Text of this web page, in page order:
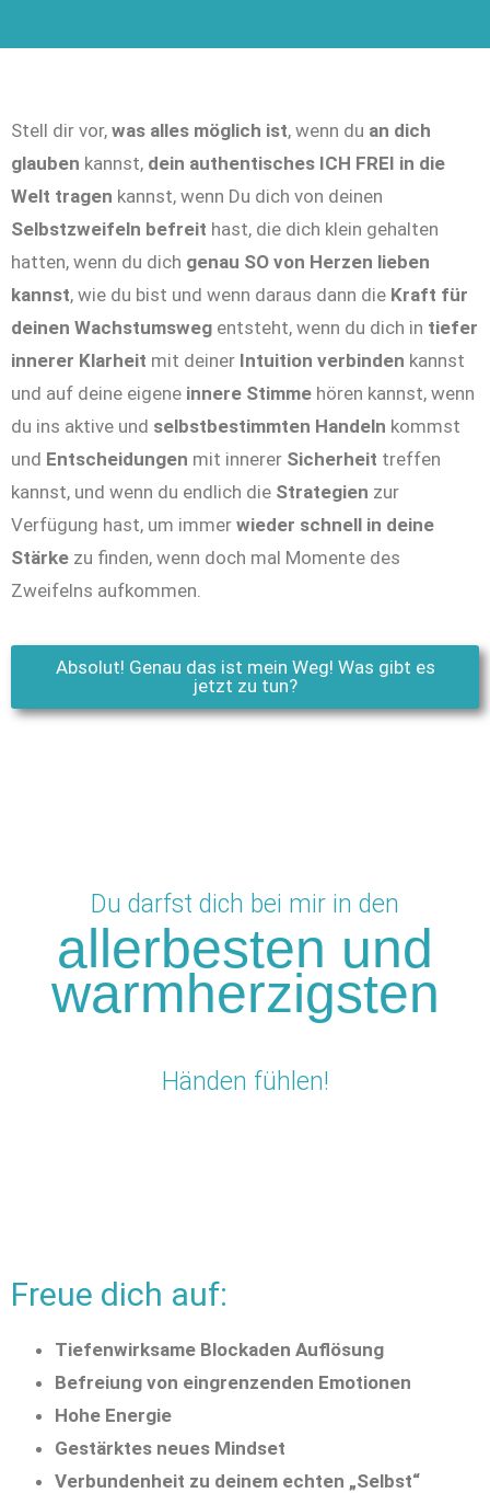
Stell dir vor, was alles möglich ist, wenn du an dich
glauben kannst, dein authentisches ICH FREI in die
Welt tragen kannst, wenn Du dich von deinen
Selbstzweifeln befreit hast, die dich klein gehalten
hatten, wenn du dich genau SO von Herzen lieben
kannst, wie du bist und wenn daraus dann die Kraft für
deinen Wachstumsweg entsteht, wenn du dich in tiefer
innerer Klarheit mit deiner Intuition verbinden kannst
und auf deine eigene innere Stimme hören kannst, wenn
du ins aktive und selbstbestimmten Handeln kommst
und Entscheidungen mit innerer Sicherheit treffen
kannst, und wenn du endlich die Strategien zur
Verfügung hast, um immer wieder schnell in deine
Stärke zu finden, wenn doch mal Momente des
Zweifelns aufkommen.
Absolut! Genau das ist mein Weg! Was gibt es
jetzt zu tun?
Du darfst dich bei mir in den
allerbesten und
warmherzigsten
Händen fühlen!
Freue dich auf:
Tiefenwirksame Blockaden Auflösung
Befreiung von eingrenzenden Emotionen
Hohe Energie
Gestärktes neues Mindset
Verbundenheit zu deinem echten „Selbst“